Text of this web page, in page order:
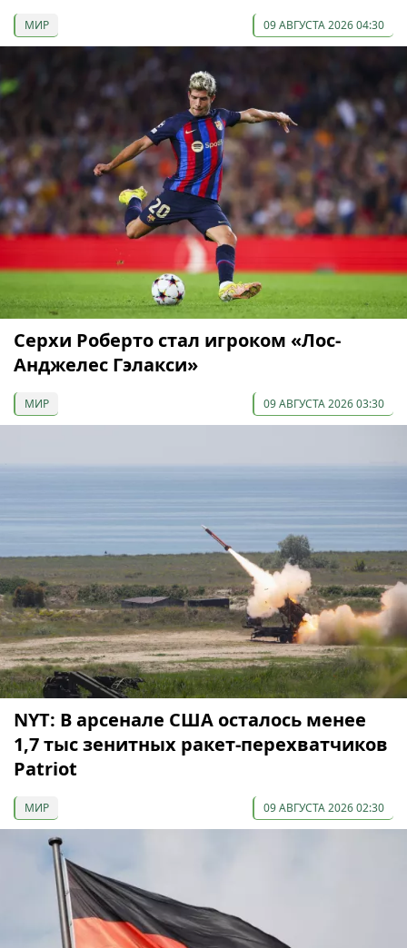
МИР 09 АВГУСТА 2026 04:30
Серхи Роберто стал игроком «Лос-
Анджелес Гэлакси»
МИР 09 АВГУСТА 2026 03:30
NYT: В арсенале США осталось менее
1,7 тыс зенитных ракет-перехватчиков
Patriot
МИР 09 АВГУСТА 2026 02:30